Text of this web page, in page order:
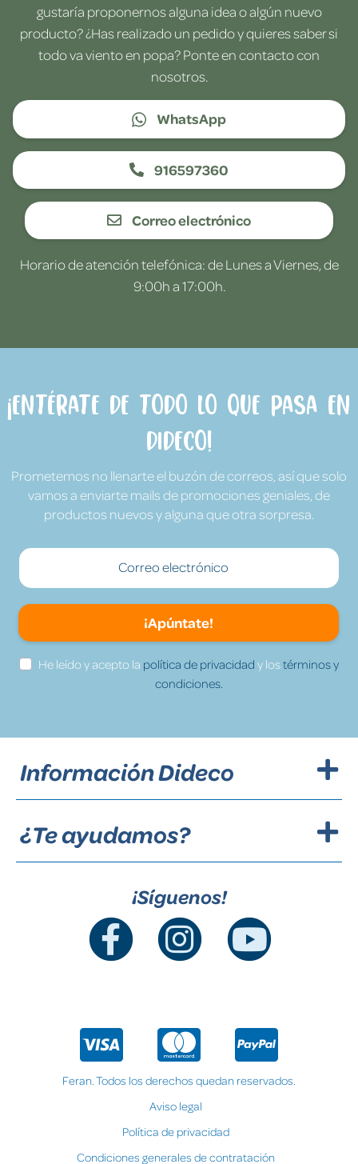
gustaría proponernos alguna idea o algún nuevo
producto? ¿Has realizado un pedido y quieres saber si
todo va viento en popa? Ponte en contacto con
nosotros.
WhatsApp
916597360
Correo electrónico
Horario de atención telefónica: de Lunes a Viernes, de
9:00h a 17:00h.
¡Entérate de todo lo que pasa en
Dideco!
Prometemos no llenarte el buzón de correos, así que solo
vamos a enviarte mails de promociones geniales, de
productos nuevos y alguna que otra sorpresa.
¡Apúntate!
He leído y acepto la política de privacidad y lostérminos y
condiciones.
Información Dideco
¿Te ayudamos?
¡Síguenos!
Feran. Todos los derechos quedan reservados.
Aviso legal
Política de privacidad
Condiciones generales de contratación